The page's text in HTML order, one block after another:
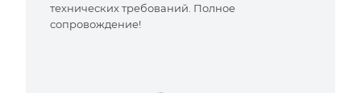
технических требований. Полное
сопровождение!